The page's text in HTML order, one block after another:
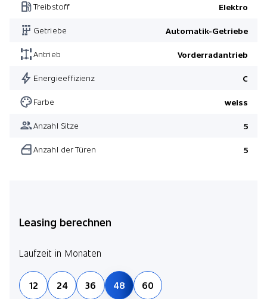
Treibstoff Elektro
Getriebe Automatik-Getriebe
Antrieb Vorderradantrieb
Energieeffizienz C
Farbe weiss
Anzahl Sitze 5
Anzahl der Türen 5
Leasing berechnen
Laufzeit in Monaten
12 24 36 48
60